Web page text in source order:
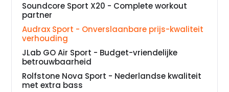
Soundcore Sport X20 - Complete workout
partner
Audrax Sport - Onverslaanbare prijs-kwaliteit
verhouding
JLab GO Air Sport - Budget-vriendelijke
betrouwbaarheid
Rolfstone Nova Sport - Nederlandse kwaliteit
met extra bass